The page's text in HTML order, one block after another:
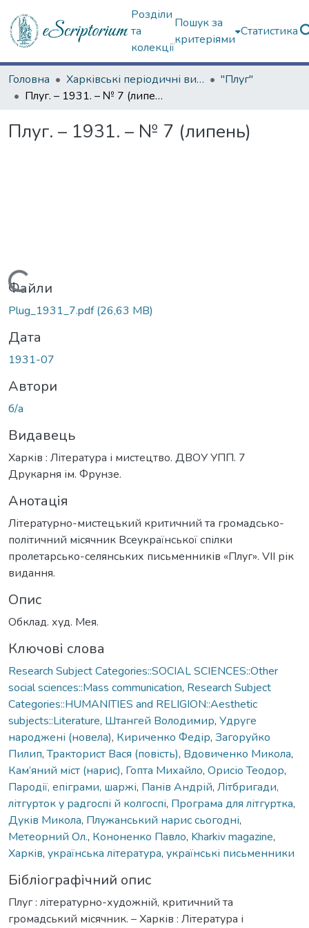
Розділи
та
колекції
Пошук за
критеріями
Статистика
Головна Харківські періодичні видання
"Плуг"
Плуг. – 1931. – № 7 (липень)
Плуг. – 1931. – № 7 (липень)
Вантажиться...
Файли
Plug_1931_7.pdf(26,63 MB)
Дата
1931-07
Автори
б/а
Видавець
Харків : Література і мистецтво. ДВОУ УПП. 7
Друкарня ім. Фрунзе.
Анотація
Літературно-мистецький критичний та громадсько-
політичний місячник Всеукраїнської спілки
пролетарсько-селянських письменників «Плуг». VII рік
видання.
Опис
Обклад. худ. Мея.
Ключові слова
Research Subject Categories::SOCIAL SCIENCES::Other
social sciences::Mass communication, Research Subject
Categories::HUMANITIES and RELIGION::Aesthetic
subjects::Literature, Штангей Володимир, Удруге
народжені (новела), Кириченко Федір, Загоруйко
Пилип,Тракторист Вася (повість), Вдовиченко Микола,
Кам’яний міст (нарис), Гопта Михайло, Орисіо Теодор,
Пародії, епіграми, шаржі, Панів Андрій, Літбригади,
літгурток у радгоспі й колгоспі, Програма для літгуртка,
Дуків Микола, Плужанський нарис сьогодні,
Метеорний Ол., Кононенко Павло, Kharkiv magazine,
Харків, українська література, українські письменники
Бібліографічний опис
Плуг : літературно-художній, критичний та
громадський місячник. – Харків : Література і